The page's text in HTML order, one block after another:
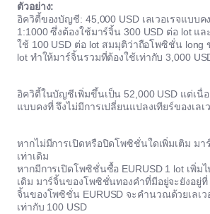
ตัวอย่าง:
อิควิตี้ของบัญชี: 45,000 USD เลเวอเรจแบบ
1:1000 ซึ่งต้องใช้มาร์จิ้น 300 USD ต่อ lot แล
ใช้ 100 USD ต่อ lot สมมุติว่าถือโพซิชั่น long
lot ทำให้มาร์จิ้นรวมที่ต้องใช้เท่ากับ 3,000
อิควิตี้ในบัญชีเพิ่มขึ้นเป็น 52,000 USD แต่เนื่อ
แบบคงที่ จึงไม่มีการเปลี่ยนแปลงเทียร์ของเลเว
หากไม่มีการเปิดหรือปิดโพซิชั่นใดเพิ่มเติม มา
เท่าเดิม
หากมีการเปิดโพซิชั่นซื้อ EURUSD 1 lot เพิ่ม
เดิม มาร์จิ้นของโพซิชั่นทองคำที่มีอยู่จะยังอยู่ที่
จิ้นของโพซิชั่น EURUSD จะคำนวณด้วยเลเว
เท่ากับ 100 USD